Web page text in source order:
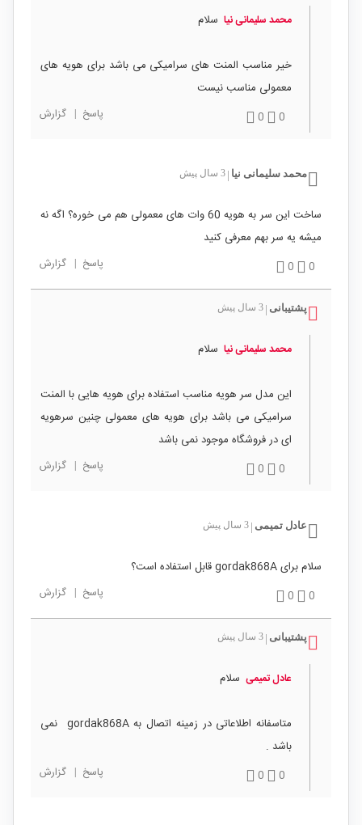
محمد سلیمانی نیا سلام
خیر مناسب المنت های سرامیکی می باشد برای هویه های
معمولی مناسب نیست
0
0 پاسخ | گزارش
محمد سلیمانی نیا 3 سال پیش
ساخت این سر به هویه 60 وات های معمولی هم می خوره؟ اگه نه
میشه یه سر بهم معرفی کنید
0
0 پاسخ | گزارش
پشتیبانی 3 سال پیش
محمد سلیمانی نیا سلام
این مدل سر هویه مناسب استفاده برای هویه هایی با المنت
سرامیکی می باشد برای هویه های معمولی چنین سرهویه
ای در فروشگاه موجود نمی باشد
0
0 پاسخ | گزارش
عادل تمیمی 3 سال پیش
سلام برای gordak868A قابل استفاده است؟
0
0 پاسخ | گزارش
پشتیبانی 3 سال پیش
عادل تمیمی سلام
متاسفانه اطلاعاتی در زمینه اتصال به gordak868A نمی
باشد .
0
0 پاسخ | گزارش